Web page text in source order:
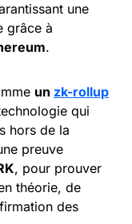
une
grâce à
.
un zk-rollup
qui
hors de la
preuve
, pour prouver
théorie, de
des